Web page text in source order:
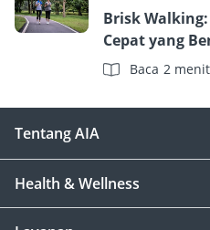
Brisk
Cepat yang
Baca 2 menit
Tentang AIA
Health & Wellness